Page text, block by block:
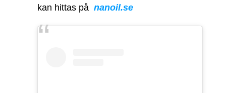
kan hittas på nanoil.se